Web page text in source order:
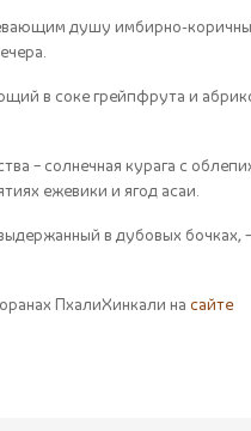
душу имбирно-
в соке грейпфрута и
– солнечная курага с
ежевики и ягод асаи.
в дубовых бочках,
ПхалиХинкали насайте